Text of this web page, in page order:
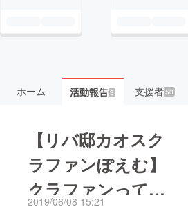
ホーム 活動報告3 支援者53
【リバ邸カオスク
ラファンぽえむ】
クラファンってむ
2019/06/08 15:21